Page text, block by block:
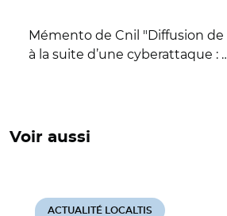
Mémento de Cnil "Diffusion
à la suite d’une cyberattaque :
Voir aussi
ACTUALITÉ LOCALTIS